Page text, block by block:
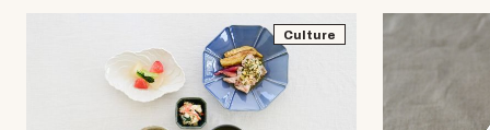
Culture